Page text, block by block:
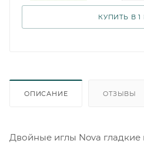
КУПИТЬ В
ОПИСАНИЕ ОТЗЫВЫ
Двойные иглы Nova гладкие